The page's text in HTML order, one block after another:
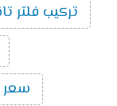
تركيب فلتر تانك 7
سعر